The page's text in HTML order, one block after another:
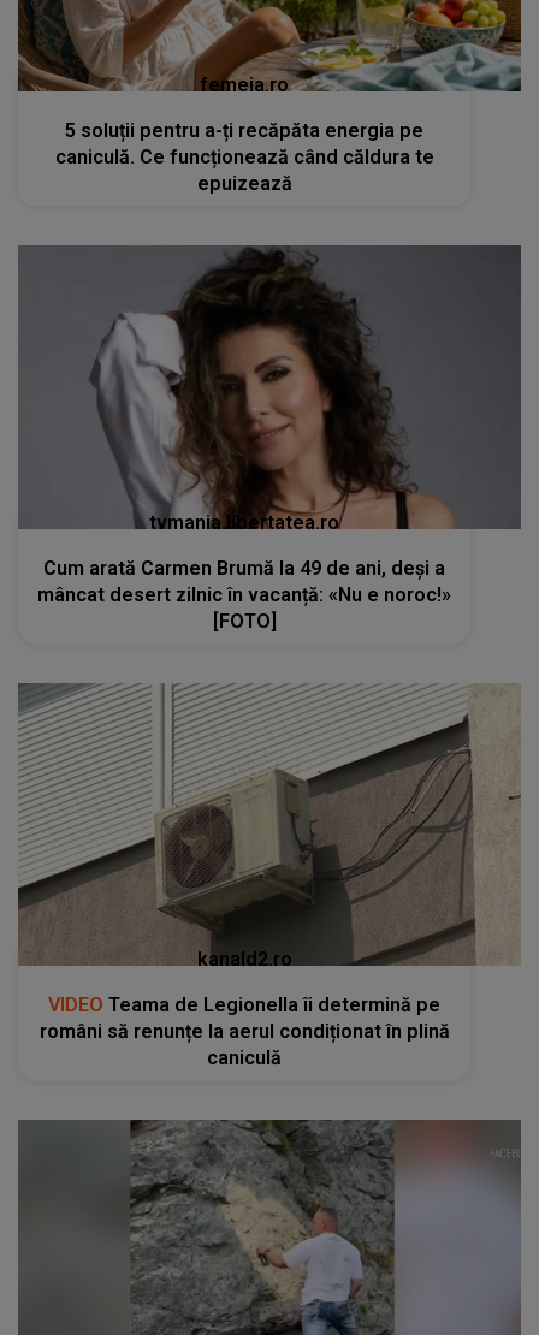
femeia.ro
5 soluții pentru a-ți recăpăta energia pe
caniculă. Ce funcționează când căldura te
epuizează
tvmania.libertatea.ro
Cum arată Carmen Brumă la 49 de ani, deși a
mâncat desert zilnic în vacanță: «Nu e noroc!»
[FOTO]
kanald2.ro
VIDEO Teama de Legionella îi determină pe
români să renunțe la aerul condiționat în plină
caniculă